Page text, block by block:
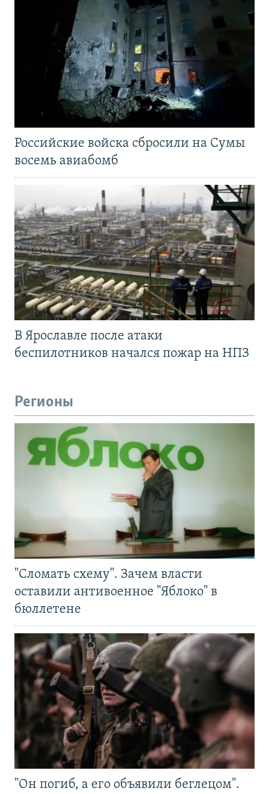
Российские войска сбросили на Сумы
восемь авиабомб
В Ярославле после атаки
беспилотников начался пожар на НПЗ
Регионы
"Сломать схему". Зачем власти
оставили антивоенное "Яблоко" в
бюллетене
"Он погиб, а его объявили беглецом".